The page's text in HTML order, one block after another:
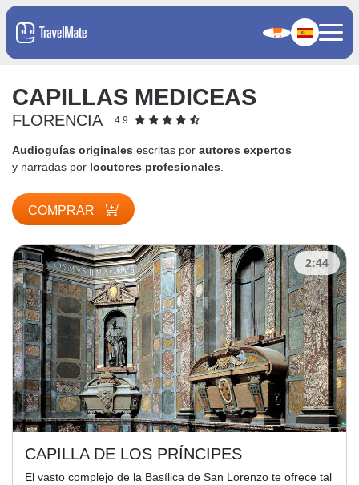
CAPILLAS MEDICEAS
FLORENCIA 4.9
Audioguías originales escritas por autores expertos
y narradas por locutores profesionales
COMPRAR
2:44
CAPILLA DE LOS PRÍNCIPES
El vasto complejo de la Basílica de San Lorenzo te ofrece tal